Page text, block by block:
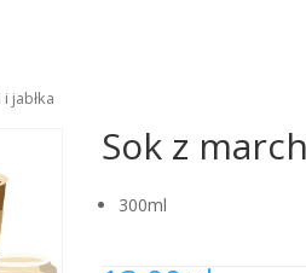
jabłka
Sok z
300ml